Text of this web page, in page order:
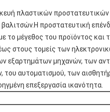
πλαστικών
προστατευτική
το μέγεθος του προϊόντος και
στους τομείς των
εξαρτημάτων μηχανών, των
αυτοματισμού, των
επεξεργασία ικανότητα.